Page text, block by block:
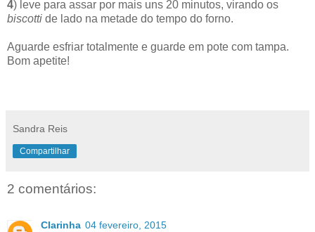
4) leve para assar por mais uns 20 minutos, virando os
biscotti de lado na metade do tempo do forno.
Aguarde esfriar totalmente e guarde em pote com tampa.
Bom apetite!
Sandra Reis
Compartilhar
2 comentários:
Clarinha 04 fevereiro, 2015